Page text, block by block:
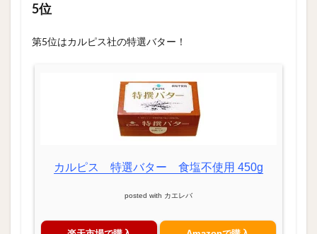
5位
第5位はカルピス社の特選バター！
カルピス 特選バター 食塩不使用 450g
posted with カエレバ